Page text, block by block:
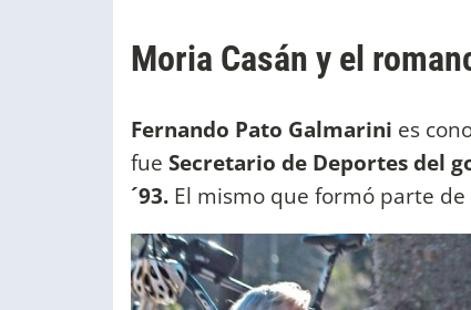
Moria Casán y el
Fernando Pato Galmarini es
fue Secretario de Deportes del
´93. El mismo que formó parte